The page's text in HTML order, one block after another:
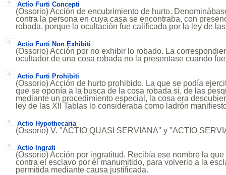
Actío Furti Concepti
(Ossorio) Acción de encubrimiento de hurto.
contra la persona en cuya casa se encontraba, con
robada, porque la ocultación fue calificada por la ley de
Actio Furti Non Exhibiti
(Ossorio) Acción por no exhibir lo robado. La
ocultador de una cosa robada no la presentase cuando
Actio Furti Prohibiti
(Ossorio) Acción de hurto prohibido. La que se podía
que se oponía a la busca de la cosa robada si, de las
mediante un procedimiento especial, la cosa era
ley de las XII Tablas lo consideraba como ladrón
Actio Hypothecaria
(Ossorio) V. "ACTIO QUASI SERVIANA" y "ACTIO
Actio Ingrati
(Ossorio) Acción por ingratitud. Recibía ese nombre la
contra el esclavo por él manumitido, para volverlo a la
permitida mediante causa justificada.